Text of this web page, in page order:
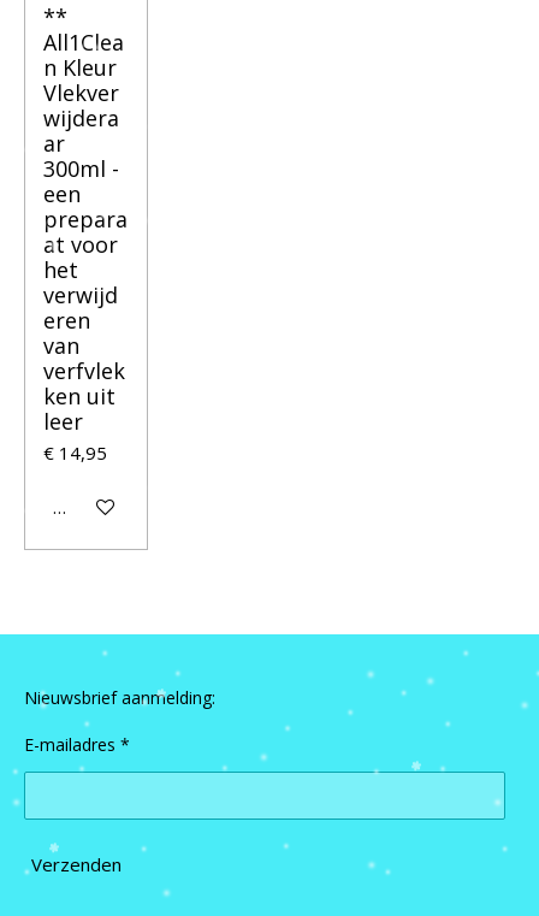
**
All1Clea
n Kleur
Vlekver
wijdera
ar
300ml -
een
prepara
at voor
het
verwijd
eren
van
verfvlek
ken uit
leer
€ 14,95
In winkelwagen
Nieuwsbrief aanmelding:
E-mailadres *
Verzenden